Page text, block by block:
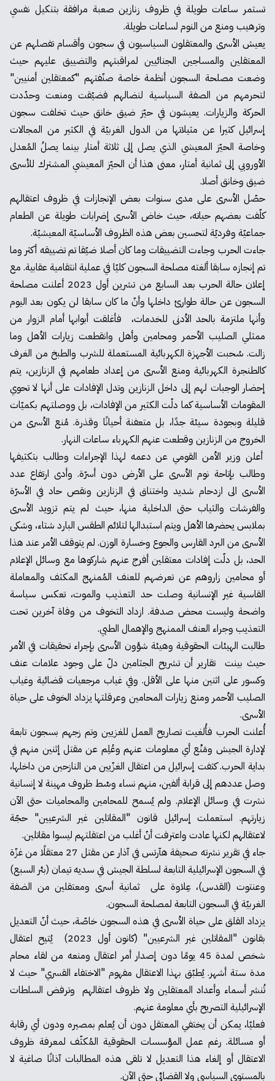
تستمر ساعات طويلة في ظروف زنازين صعبة مرافقة بتنكيل نفسي
وترهيب ومنع من النوم لساعات طويلة.
يعيش الأسرى والمعتقلون السياسيون في سجون وأقسام تفصلهم عن
المعتقلين والمساجين الجنائيين لمراقبتهم والتضييق عليهم حيث
وضعت مصلحة السجون أنظمة خاصة صنّفتهم "كمعتقلين أمنيين"
لتحرمهم من الصفة السياسية لنضالهم فضيّقت ومنعت وحدّدت
الحركة والزيارات. يعيشون في حيّز ضيق خانق حيث تخلفت سجون
إسرائيل كثيرا عن مثيلاتها من الدول الغربيّة في الكثير من المجالات
وخاصة الحيّز المعيشي الذي يصل إلى ثلاثة أمتار بينما يصلُ المُعدل
الأوروبي إلى ثمانية أمتار، معنى هذا أن الحيّز المعيشي المشترك للأسرى
ضيق وخانق أصلا.
حصّل الأسرى على مدى سنوات بعض الإنجازات في ظروف اعتقالهم
كلّفت بعضهم حياته، حيث خاض الأسرى إضرابات طويلة عن الطعام
جماعيّة وفرديّة لتحسين بعض هذه الظروف الأساسيّة المعيشيّة.
جاءت الحرب وجاءت التضييقات وما كان أصلا ضيّقا تم تضييقه أكثر وما
تم إنجازه سابقا ألغته مصلحة السجون كليّا في عملية انتقامية عقابية. مع
إعلان حالة الحرب بعد السابع من تشرين أول 2023
أعلنت مصلحة
السجون عن حالة طوارئ داخلها وأنّ ما كان سابقا لن يكون بعد اليوم
وأنها ملتزمة بالحد الأدنى للخدمات، فأغلقت أبوابها أمام الزوار من
ممثلي الصليب الأحمر ومحامين وأهل وانقطعت زيارات الأهل وما
زالت. سُحبت الأجهزة الكهربائية المستعملة للشرب والطبخ من الغرف
كالطنجرة الكهربائية ومنع الأسرى من إعداد طعامهم في الزنازين، يتم
إحضار الوجبات لهم إلى داخل الزنازين وتدل الإفادات على أنها لا تحوي
المقومات الأساسية كما دلّت الكثير من الإفادات، بل ووصلتهم بكميّات
قليلة وبجودة سيئة جدًا، بل متعفنة أحيانًا وقذرة. مُنع الأسرى من
الخروج من الزنازين وقطعت عنهم الكهرباء ساعات النهار.
أعلن وزير الأمن القومي عن دعمه لهذا الإجراءات وطالب بتكثيفها
وطالب بإتاحة نوم الأسرى على الأرض دون أسرّة. وأدى ارتفاع عدد
الأسرى الى ازدحام شديد واختناق في الزنازين ونقص حاد في الأسرّة
والفرشات والثياب حتى الداخلية منها، حيث لم يتم تزويد الأسرى
بملابس يحضرها الأهل ويتم استبدالها لتلائم الطقس البارد شتاء، وشكى
الأسرى من البرد القارس والجوع وخسارة الوزن. لم يتوقف الأمر عند هذا
الحد، بل دلّت إفادات معتقلين أفرج عنهم شاركوها مع وسائل الإعلام
أو محامين زاروهم عن تعرضهم للعنف المُمنهج المكثف والمعاملة
القاسية غير الإنسانية وصلت حد التعذيب والموت، تعكس سياسة
واضحة وليست محض صدفة. ازداد التخوف من وفاة آخرين تحت
التعذيب وجراء العنف الممنهج والإهمال الطبي.
طالبت الهيئات الحقوقية وهيئة شؤون الأسرى بإجراء تحقيقات في الأمر
حيث بينت تقارير أن تشريح الجثامين دلّ على وجود علامات عنف
وكسور على اثنين منها على الأقل. وفي غياب مرجعيات قضائية وغياب
الصليب الأحمر ومنع زيارات المحامين وعرقلتها يزداد الخوف على حياة
الأسرى.
أُعلنت الحرب فأُلغيت تصاريح العمل للغزيين وتم زجهم بسجون تابعة
لإدارة الجيش ومَنْع أي معلومات عنهم وعُلِم عن مقتل إثنين منهم في
بداية الحرب. كثفت إسرائيل من اعتقال الغزّيين من النازحين من داخلها،
وصل عددهم إلى قرابة ألفين، منهم نساء وسْط ظروف مهينة لا إنسانية
نشرت في وسائل الإعلام. ولم يُسمح للمحامين والمحاميات حتى الآن
زيارتهم. استعملت إسرائيل قانون "المقاتلين غير الشرعيين" حجّة
لاعتقالهم لكنها عادت واعترفت أنّ أغلب من اعتقلتهم ليسوا مقاتلين.
جاء في تقرير
نشرته صحيفة هآرتس في آذار عن مقتل 27 معتقلًا من غزّة
في السجون الإسرائيلية التابعة لسلطة الجيش في سديه تيمان (بئر السبع)
وعنتوت (القدس)، عِلاوة علىثمانية أسرى ومعتقلين من الضفة
الغربيّة في السجون التابعة لمصلحة السجون.
يزداد القلق على حياة الأسرى في هذه السجون خاصّة، حيث أنّ التعديل
بقانون "المقاتلين غير الشرعيين" (كانون أول 2023) يُتيح اعتقال
شخص لمدة 45 يومًا دون إصدار أمر اعتقال ومنعه من لقاء محام
مدة ستة أشهر. يُطبّق بهذا الاعتقال مفهوم "الاختفاء القسري" حيث لا
تُنشر أسماء وأعداد المعتقلين ولا ظروف اعتقالهم وترفض السلطات
الإسرائيلية التصريح بأي معلومة عنهم.
فعليّا، يمكن أن يختفي المعتقل دون أن يُعلم بمصيره ودون أي رقابة
أو مسائلة. رغم عمل المؤسسات الحقوقية المُكثّف لمعرفة ظروف
الاعتقال أو إلغاء هذا التعديل لا تلقى هذه المطالبات آذانًا صاغية لا
بالمستوى السياسي ولا القضائي حتى الآن.